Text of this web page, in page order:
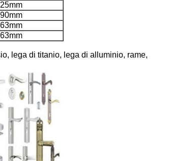
lega di titanio, lega di alluminio, rame,